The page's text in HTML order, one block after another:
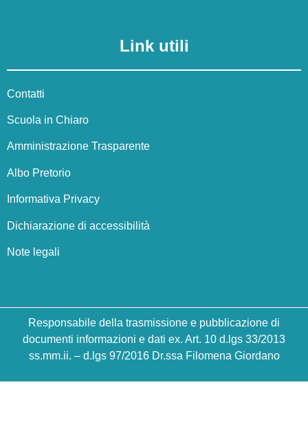
Link utili
Contatti
Scuola in Chiaro
Amministrazione Trasparente
Albo Pretorio
Informativa Privacy
Dichiarazione di accessibilità
Note legali
Responsabile della trasmissione e pubblicazione di
documenti informazioni e dati ex. Art. 10 d.lgs 33/2013
ss.mm.ii. – d.lgs 97/2016 Dr.ssa Filomena Giordano